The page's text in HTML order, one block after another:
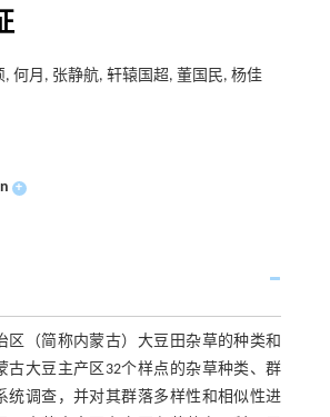
何月, 张静航, 轩辕国超, 董国民, 杨佳
+
区（简称内蒙古）大豆田杂草的种类和
古大豆主产区32个样点的杂草种类、群
统调查，并对其群落多样性和相似性进